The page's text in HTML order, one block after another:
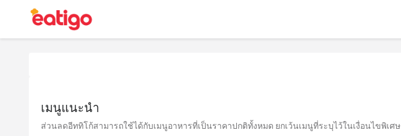
เมนูแนะนำ
ส่วนลดอีททิโก้สามารถใช้ได้กับเมนูอาหารที่เป็นราคาปกติทั้งหมด ยกเว้นเมนูที่ระบุไว้ในเงื่อนไขพิเศษ